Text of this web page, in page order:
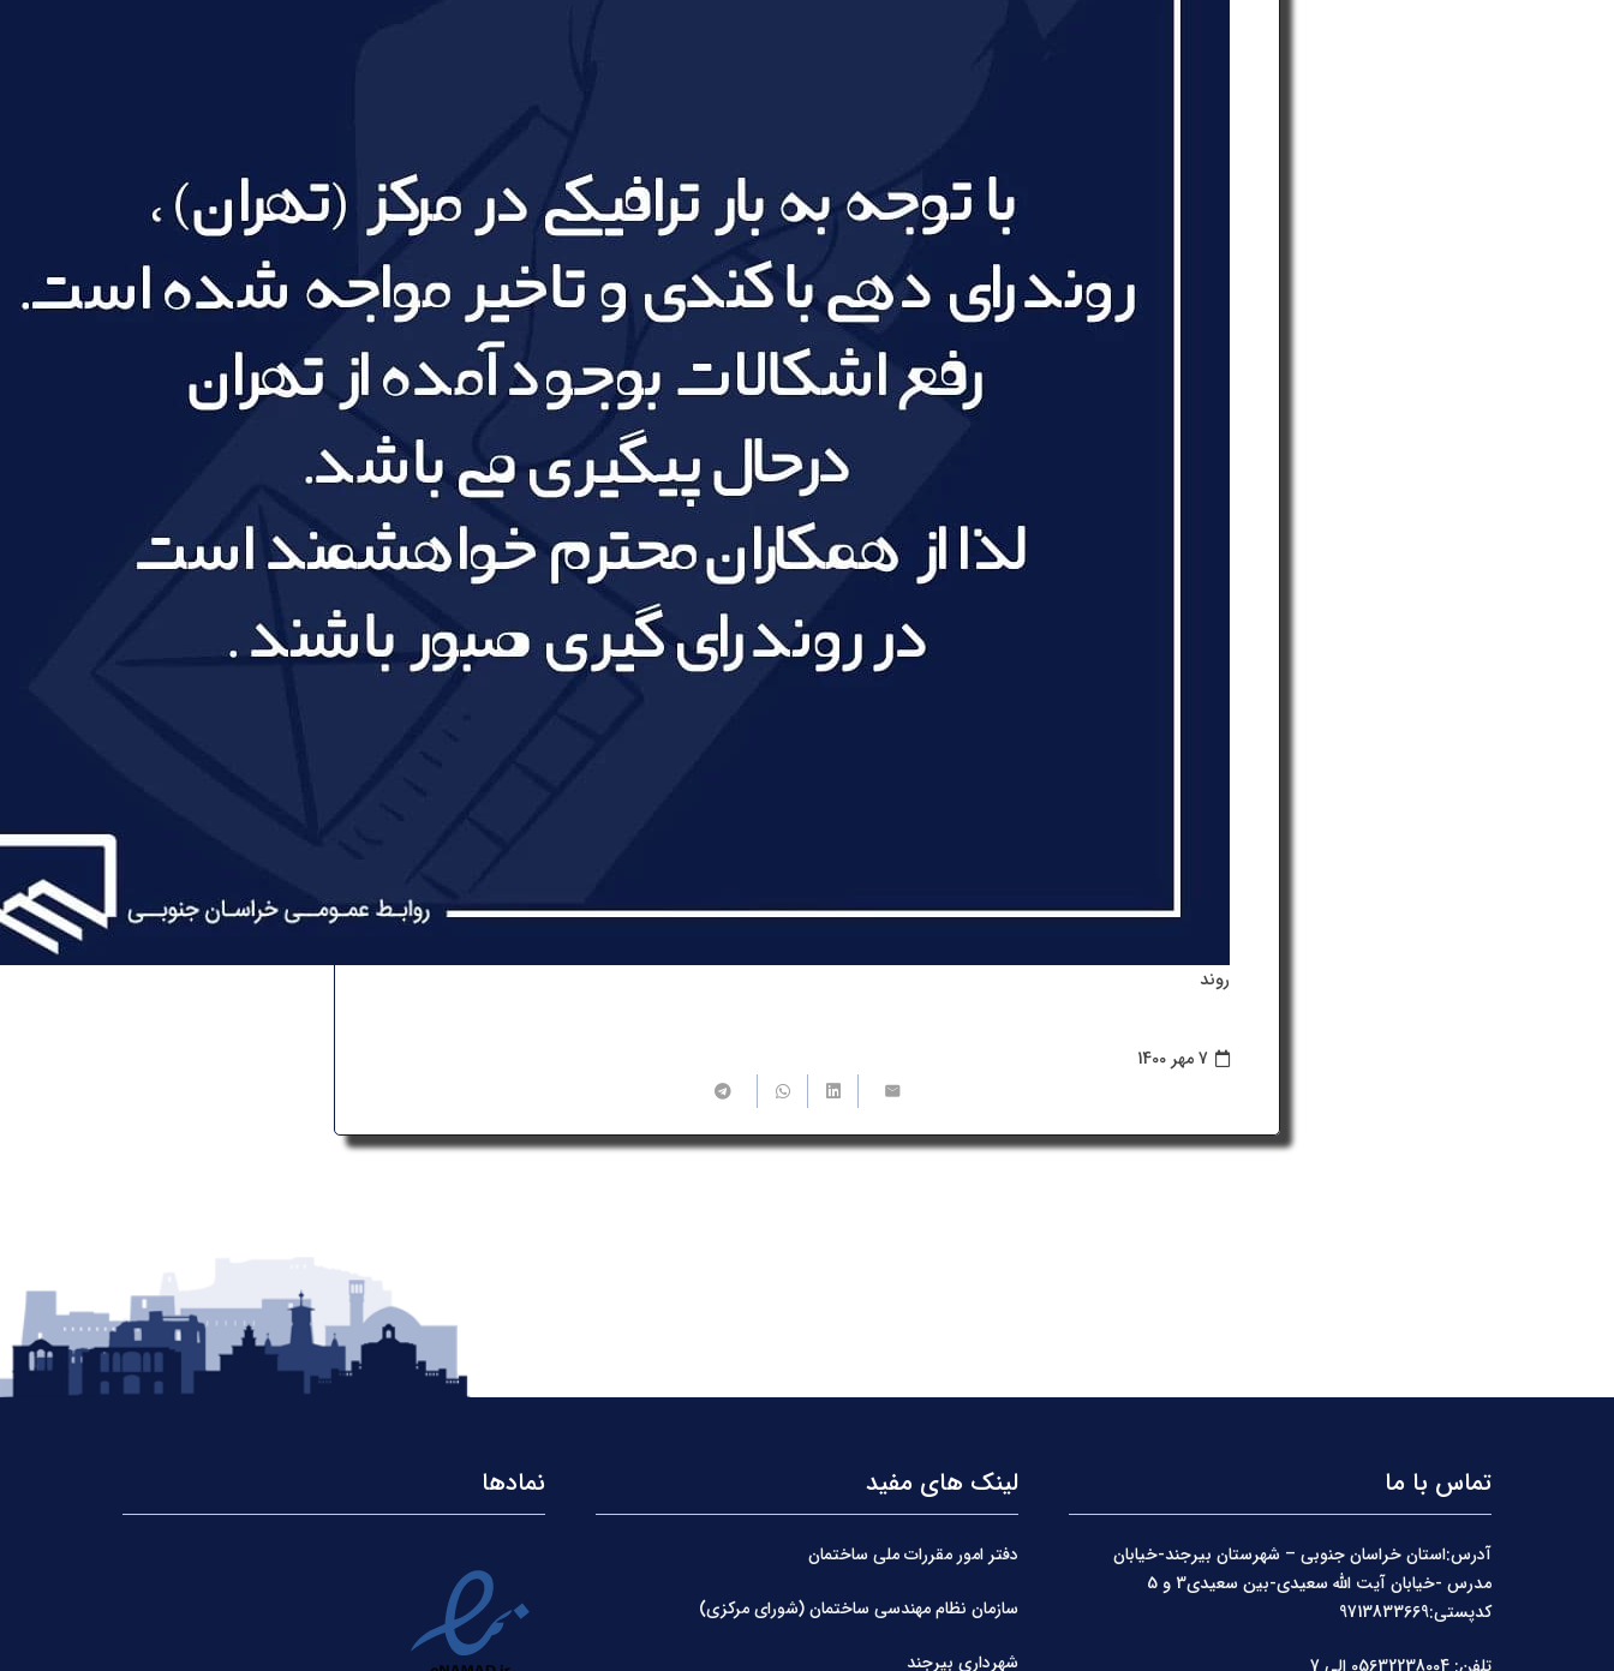
روند
7 مهر 1400
تماس با ما
آدرس:استان خراسان جنوبی – شهرستان بیرجند-خیابان
کدپستی:9713833669
لینک های مفید
دفتر امور مقررات ملی ساختمان
سازمان نظام مهندسی ساختمان (شورای مرکزی)
شهرداری بیرجند
نمادها